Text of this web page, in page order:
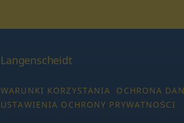
Langenscheidt
WARUNKI KORZYSTANIA
OCHRONA
USTAWIENIA OCHRONY PRYWATNOŚCI